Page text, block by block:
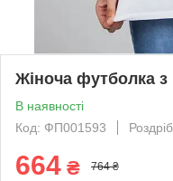
Жіноча футболка
В наявності
Код: ФП001593
Роздріб
664 ₴ 764 ₴